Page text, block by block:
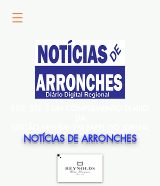
NOTÍCIAS DE ARRONCHES